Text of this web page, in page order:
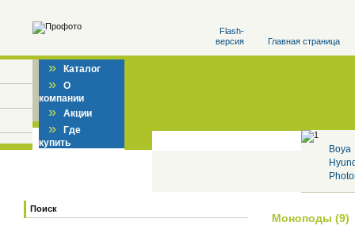
Flash-
версия
Главная страница
» Каталог
» О
компании
» Акции
» Где
купить
Boya
Поиск
Моноподы (9)